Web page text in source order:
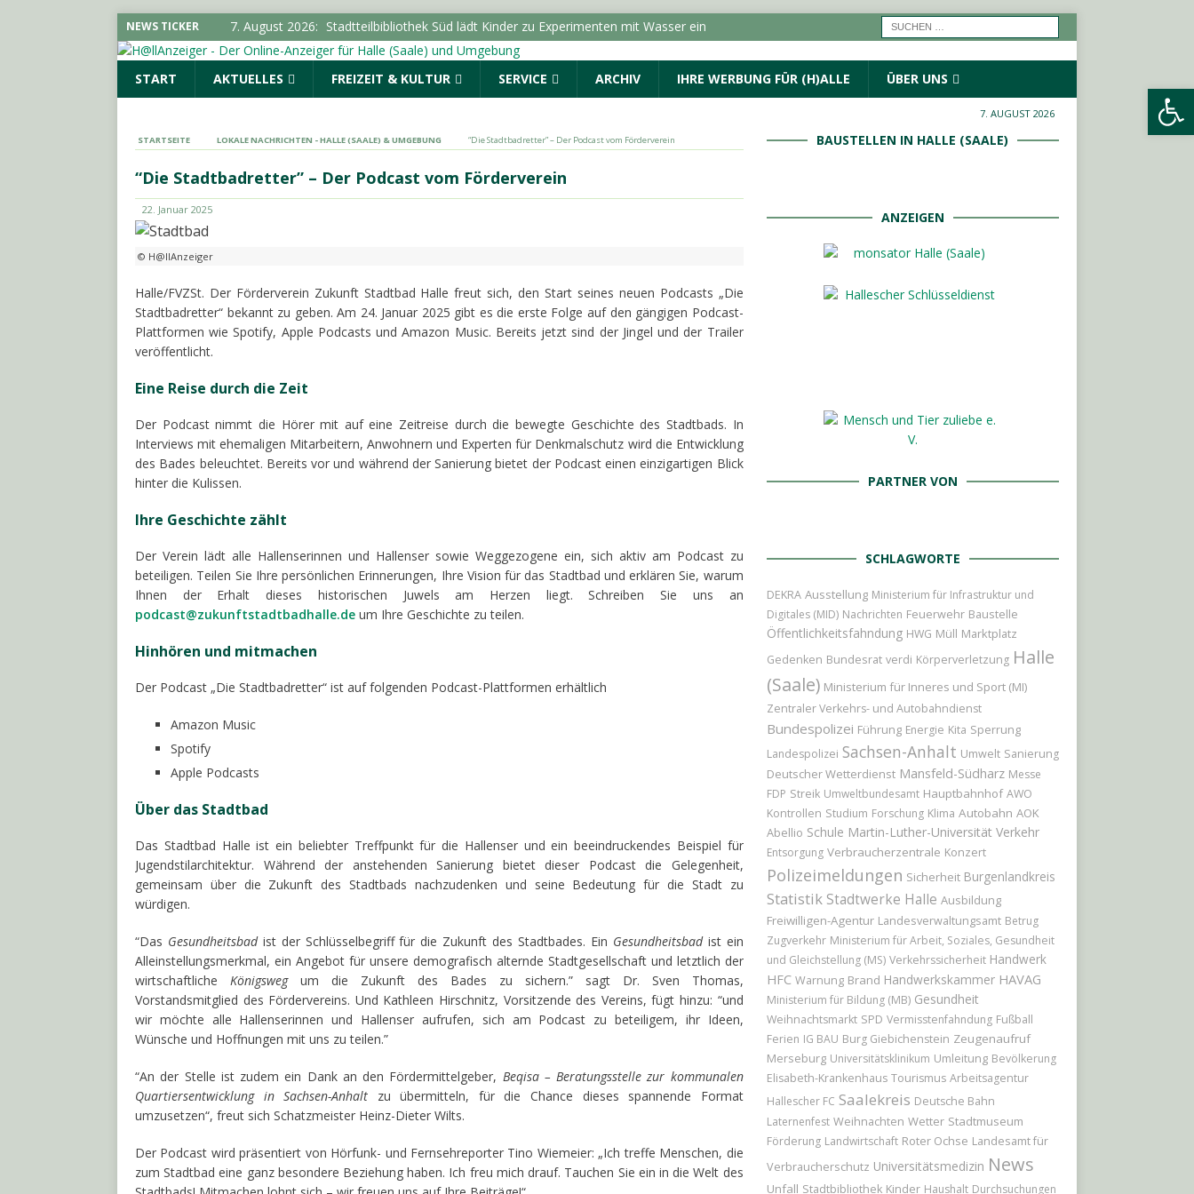
NEWS TICKER 7. August 2026: Stadtteilbibliothek Süd lädt Kinder zu Experimenten mit Wasser ein
LOKALE NACHRICHTEN - HALLE (SAALE) & UMGEBUNG
7. August 2026:
Sozialleistungen in Sachsen-Anhalt im Jahr 2025 gestiegen
SACHSEN-
18-Jähriger geschlagen und beraubt
POLIZEIMELDUNGEN
LOKALE NACHRICHTEN - HALLE (SAALE) & UMGEBUNG
START AKTUELLES FREIZEIT & KULTUR SERVICE ARCHIV IHRE WERBUNG FÜR (H)ALLE ÜBER UNS
7. AUGUST 2026
STARTSEITE LOKALE NACHRICHTEN - HALLE (SAALE) & UMGEBUNG “Die Stadtbadretter” – Der Podcast vom Förderverein
“Die Stadtbadretter” – Der Podcast vom Förderverein
22. Januar 2025
© H@llAnzeiger
Halle/FVZSt. Der Förderverein Zukunft Stadtbad Halle freut sich, den Start seines neuen Podcasts „Die
Stadtbadretter“ bekannt zu geben. Am 24. Januar 2025 gibt es die erste Folge auf den gängigen Podcast-
Plattformen wie Spotify, Apple Podcasts und Amazon Music. Bereits jetzt sind der Jingel und der Trailer
veröffentlicht.
Eine Reise durch die Zeit
Der Podcast nimmt die Hörer mit auf eine Zeitreise durch die bewegte Geschichte des Stadtbads. In
Interviews mit ehemaligen Mitarbeitern, Anwohnern und Experten für Denkmalschutz wird die Entwicklung
des Bades beleuchtet. Bereits vor und während der Sanierung bietet der Podcast einen einzigartigen Blick
hinter die Kulissen.
Ihre Geschichte zählt
Der Verein lädt alle Hallenserinnen und Hallenser sowie Weggezogene ein, sich aktiv am Podcast zu
beteiligen. Teilen Sie Ihre persönlichen Erinnerungen, Ihre Vision für das Stadtbad und erklären Sie, warum
Ihnen der Erhalt dieses historischen Juwels am Herzen liegt. Schreiben Sie uns an
podcast@zukunftstadtbadhalle.de um Ihre Geschichte zu teilen.
Hinhören und mitmachen
Der Podcast „Die Stadtbadretter“ ist auf folgenden Podcast-Plattformen erhältlich
Amazon Music
Spotify
Apple Podcasts
Über das Stadtbad
Das Stadtbad Halle ist ein beliebter Treffpunkt für die Hallenser und ein beeindruckendes Beispiel für
Jugendstilarchitektur. Während der anstehenden Sanierung bietet dieser Podcast die Gelegenheit,
gemeinsam über die Zukunft des Stadtbads nachzudenken und seine Bedeutung für die Stadt zu
würdigen.
“Das Gesundheitsbadist der Schlüsselbegriff für die Zukunft des Stadtbades. Ein Gesundheitsbadist ein
Alleinstellungsmerkmal, ein Angebot für unsere demografisch alternde Stadtgesellschaft und letztlich der
wirtschaftliche Königswegum die Zukunft des Bades zu sichern.” sagt Dr. Sven Thomas,
Vorstandsmitglied des Fördervereins. Und Kathleen Hirschnitz, Vorsitzende des Vereins, fügt hinzu: “und
wir möchte alle Hallenserinnen und Hallenser aufrufen, sich am Podcast zu beteiligem, ihr Ideen,
Wünsche und Hoffnungen mit uns zu teilen.”
“An der Stelle ist zudem ein Dank an den Fördermittelgeber, Beqisa –Beratungsstelle zur kommunalen
Quartiersentwicklung in Sachsen-Anhalt zu übermitteln, für die Chance dieses spannende Format
umzusetzen“, freut sich Schatzmeister Heinz-Dieter Wilts.
Der Podcast wird präsentiert von Hörfunk- und Fernsehreporter Tino Wiemeier: „Ich treffe Menschen, die
zum Stadtbad eine ganz besondere Beziehung haben. Ich freu mich drauf. Tauchen Sie ein in die Welt des
BAUSTELLEN IN HALLE (SAALE)
ANZEIGEN
PARTNER VON
SCHLAGWORTE
DEKRA Ausstellung Ministerium für Infrastruktur und
Digitales (MID) Nachrichten Feuerwehr Baustelle
Öffentlichkeitsfahndung HWG Müll Marktplatz
Gedenken Bundesrat verdi Körperverletzung Halle
(Saale) Ministerium für Inneres und Sport (MI)
Zentraler Verkehrs- und Autobahndienst
Bundespolizei Führung Energie Kita Sperrung
Landespolizei Sachsen-Anhalt Umwelt Sanierung
Deutscher Wetterdienst Mansfeld-Südharz Messe
FDP Streik Umweltbundesamt Hauptbahnhof AWO
Kontrollen Studium Forschung Klima Autobahn AOK
Abellio Schule Martin-Luther-Universität Verkehr
Entsorgung Verbraucherzentrale Konzert
Polizeimeldungen Sicherheit Burgenlandkreis
Statistik Stadtwerke Halle Ausbildung
Freiwilligen-Agentur Landesverwaltungsamt Betrug
Zugverkehr Ministerium für Arbeit, Soziales, Gesundheit
und Gleichstellung (MS) Verkehrssicherheit Handwerk
HFC Warnung Brand Handwerkskammer HAVAG
Ministerium für Bildung (MB) Gesundheit
Weihnachtsmarkt SPD Vermisstenfahndung Fußball
Ferien IG BAU Burg Giebichenstein Zeugenaufruf
Merseburg Universitätsklinikum Umleitung Bevölkerung
Elisabeth-Krankenhaus Tourismus Arbeitsagentur
Hallescher FC Saalekreis Deutsche Bahn
Laternenfest Weihnachten Wetter Stadtmuseum
Förderung Landwirtschaft Roter Ochse Landesamt für
Verbraucherschutz Universitätsmedizin News
Unfall Stadtbibliothek Kinder Haushalt Durchsuchungen
Werkzeugleiste öffnen